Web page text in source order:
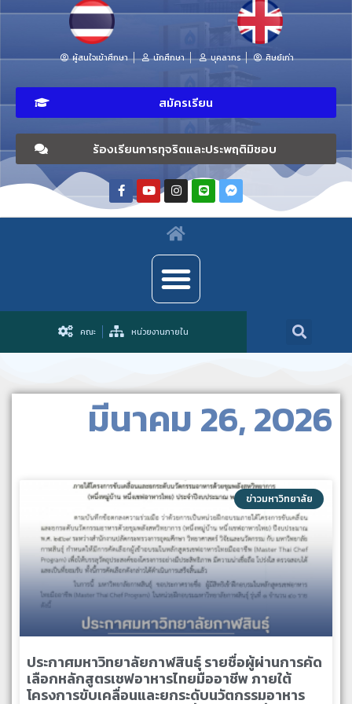
ผู้สนใจเข้าศึกษา นักศึกษา บุคลากร ศิษย์เก่า
สมัครเรียน
ร้องเรียนการทุจริตและประพฤติมิชอบ
คณะ หน่วยงานภายใน
มีนาคม 26, 2026
ข่าวมหาวิทยาลัย
ประกาศมหาวิทยาลัยกาฬสินธุ์ รายชื่อผู้ผ่านการคัด
เลือกหลักสูตรเชฟอาหารไทยมืออาชีพ ภายใต้
โครงการขับเคลื่อนและยกระดับนวัตกรรมอาหาร